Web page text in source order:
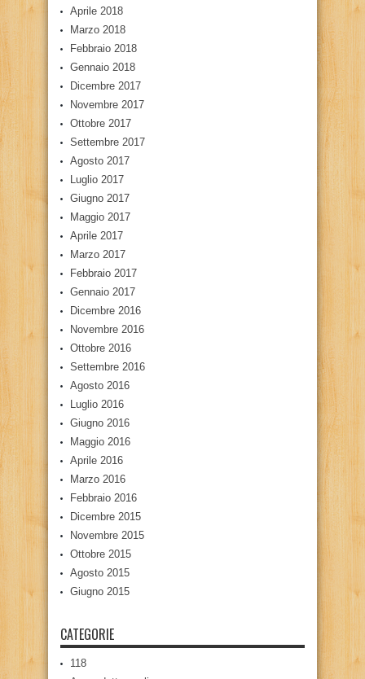
Aprile 2018
Marzo 2018
Febbraio 2018
Gennaio 2018
Dicembre 2017
Novembre 2017
Ottobre 2017
Settembre 2017
Agosto 2017
Luglio 2017
Giugno 2017
Maggio 2017
Aprile 2017
Marzo 2017
Febbraio 2017
Gennaio 2017
Dicembre 2016
Novembre 2016
Ottobre 2016
Settembre 2016
Agosto 2016
Luglio 2016
Giugno 2016
Maggio 2016
Aprile 2016
Marzo 2016
Febbraio 2016
Dicembre 2015
Novembre 2015
Ottobre 2015
Agosto 2015
Giugno 2015
CATEGORIE
118